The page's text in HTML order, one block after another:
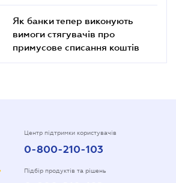
Як банки тепер виконують
вимоги стягувачів про
примусове списання коштів
Центр підтримки користувачів
0-800-210-103
Підбір продуктів та рішень